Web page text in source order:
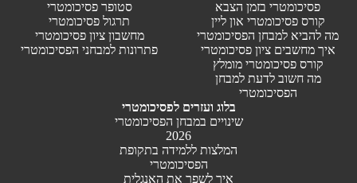
פסיכומטרי בזמן הצבא
קורס פסיכומטרי און ליין
מה להביא למבחן הפסיכומטרי
איך מחשבים ציון פסיכומטרי
קורס פסיכומטרי מומלץ
מה חשוב לדעת למבחן
הפסיכומטרי
סטופר פסיכומטרי
תרגול פסיכומטרי
מחשבון ציון פסיכומטרי
פתרונות למבחני הפסיכומטרי
בלוג ועזרים לפסיכומטרי
שינויים במבחן הפסיכומטרי
2026
המלצות ללמידה בתקופת
הפסיכומטרי
איך לשפר את האנגלית